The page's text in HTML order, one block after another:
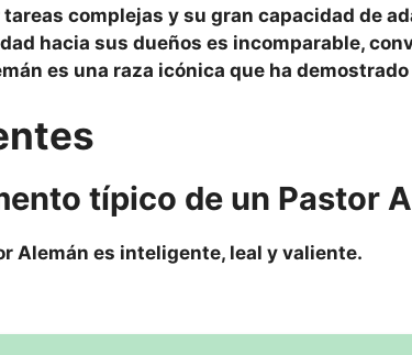
complejas y su gran capacidad de
hacia sus dueños es incomparable,
es una raza icónica que ha
típico de un Pastor
Alemán es inteligente, leal y valiente.